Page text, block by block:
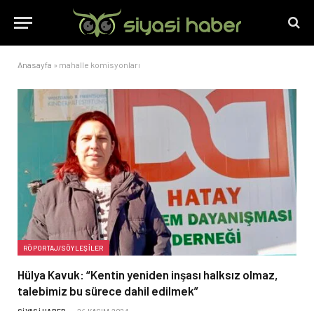
Anasayfa » mahalle komisyonları
RÖPORTAJ/SÖYLEŞILER
Hülya Kavuk: “Kentin yeniden inşası halksız olmaz,
talebimiz bu sürece dahil edilmek”